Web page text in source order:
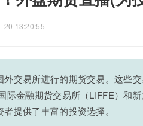
20 13:20:55
外交易所进行的期货交易。这些
际金融期货交易所（LIFFE）和
提供了丰富的投资选择。